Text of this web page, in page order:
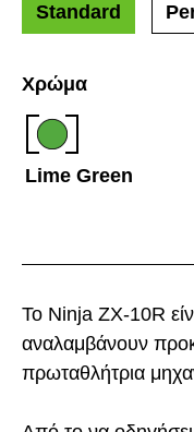
Το Ninja ZX-10R
αναλαμβάνουν
πρωταθλήτρια
Χρώμα
Lime Green
Standard